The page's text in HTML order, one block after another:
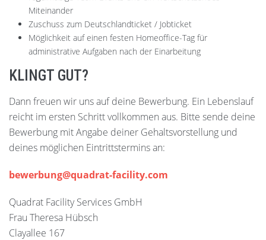
Miteinander
Zuschuss zum Deutschlandticket / Jobticket
Möglichkeit auf einen festen Homeoffice-Tag für
administrative Aufgaben nach der Einarbeitung
KLINGT GUT?
Dann freuen wir uns auf deine Bewerbung. Ein Lebenslauf
reicht im ersten Schritt vollkommen aus. Bitte sende deine
Bewerbung mit Angabe deiner Gehaltsvorstellung und
deines möglichen Eintrittstermins an:
bewerbung@quadrat-facility.com
Quadrat Facility Services GmbH
Frau Theresa Hübsch
Clayallee 167